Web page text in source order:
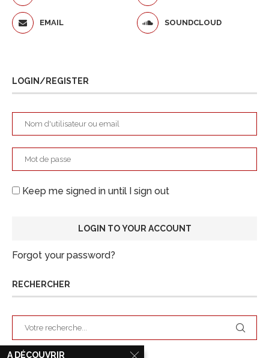
EMAIL SOUNDCLOUD
LOGIN/REGISTER
Keep me signed in until I sign out
Forgot your password?
RECHERCHER
A DÉCOUVRIR